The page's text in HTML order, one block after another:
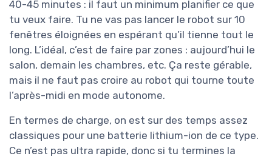
40-45 minutes : il faut un minimum planifier ce que
tu veux faire. Tu ne vas pas lancer le robot sur 10
fenêtres éloignées en espérant qu’il tienne tout le
long. L’idéal, c’est de faire par zones : aujourd’hui le
salon, demain les chambres, etc. Ça reste gérable,
mais il ne faut pas croire au robot qui tourne toute
l’après-midi en mode autonome.
En termes de charge, on est sur des temps assez
classiques pour une batterie lithium-ion de ce type.
Ce n’est pas ultra rapide, donc si tu termines la